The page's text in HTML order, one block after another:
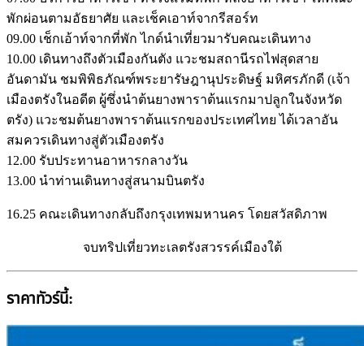
พักผ่อนตามอัธยาศัย และเช็คเอาท์จากรีสอร์ท
09.00 เช็กเอ้าท์จากที่พัก ไกด์นำเที่ยวมารับคณะเดินทาง
10.00 เดินทางถึงตัวเมืองกันตัง แวะชมสถานีรถไฟสุดสาย
อันดามัน ชมพิพิธภัณฑ์พระยารัษฎานุประดิษฐ์ มหิศรภักดี (เจ้า
เมืองตรังในอดีต ผู้ซึ่งนำต้นยางพาราต้นแรกมาปลูกในจังหวัด
ตรัง) แวะชมต้นยางพาราต้นแรกของประเทศไทย ได้เวลาอัน
สมควรเดินทางสู่ตัวเมืองตรัง
12.00 รับประทานอาหารกลางวัน
13.00 นำท่านเดินทางสู่สนามบินตรัง
16.25 คณะเดินทางกลับถึงกรุงเทพมหานคร โดยสวัสดิภาพ
จบทริปเที่ยวทะเลตรังสวรรค์เมืองใต้
ราคาทัวร์นี้: